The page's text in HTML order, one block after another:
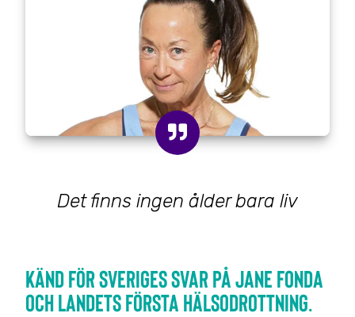
Det finns ingen ålder bara liv
Känd för Sveriges svar på Jane Fonda
och landets första hälsodrottning.